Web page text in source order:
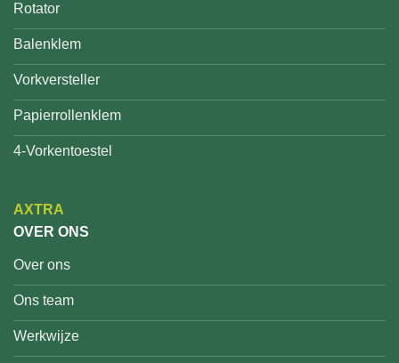
Rotator
Balenklem
Vorkversteller
Papierrollenklem
4-Vorkentoestel
AXTRA
OVER ONS
Over ons
Ons team
Werkwijze